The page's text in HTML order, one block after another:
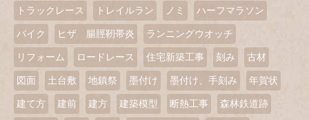
トラックレース トレイルラン ノミ ハーフマラソン
バイク ヒザ 腸脛靭帯炎 ランニングウオッチ
リフォーム ロードレース 住宅新築工事 刻み 古材
図面 土台敷 地鎮祭 墨付け 墨付け、手刻み 年賀状
建て方 建前 建方 建築模型 断熱工事 森林鉄道跡